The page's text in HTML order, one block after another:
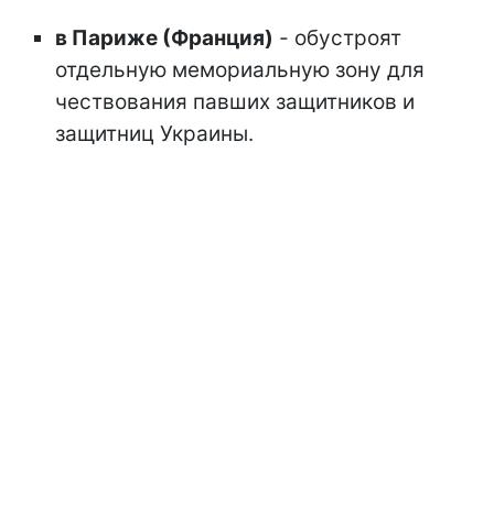
в Париже (Франция) - обустроят
отдельную мемориальную зону для
чествования павших защитников и
защитниц Украины.